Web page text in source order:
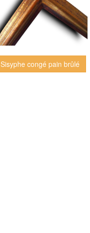
Sisyphe congé pain brûlé